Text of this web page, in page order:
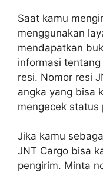
Saat kamu
menggunakan
mendapatkan
informasi
resi. Nomor resi
angka yang bisa
mengecek status
Jika kamu
JNT Cargo bisa
pengirim. Minta